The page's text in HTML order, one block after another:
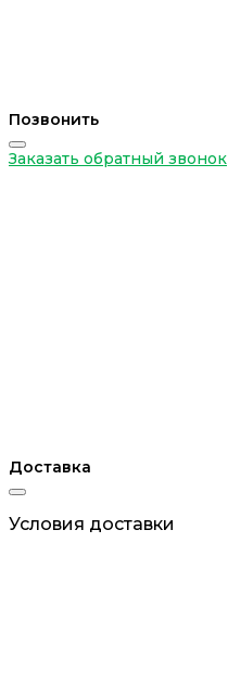
Позвонить
Заказать обратный звонок
Доставка
Условия доставки